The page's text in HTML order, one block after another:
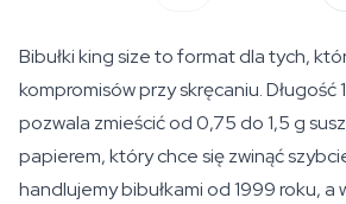
Bibułki king size to format dla tych,
kompromisów przy skręcaniu. Długość
pozwala zmieścić od 0,75 do 1,5 g
papierem, który chce się zwinąć
handlujemy bibułkami od 1999 roku, a